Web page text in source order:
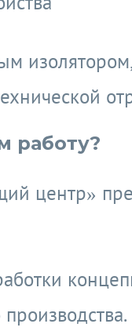
работу?
центр»